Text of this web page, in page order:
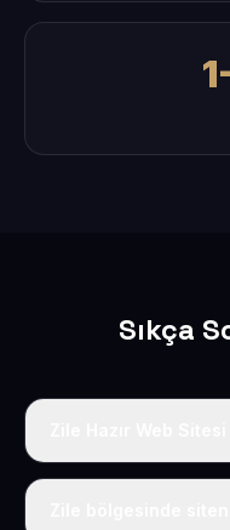
Sıkça
Tek fiyat uygulanır: